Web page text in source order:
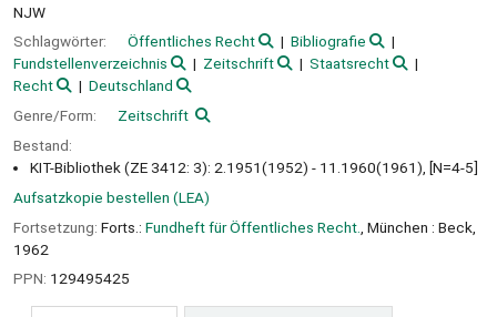
NJW
Schlagwörter:
Öffentliches Recht
Bibliografie
Fundstellenverzeichnis
Zeitschrift
Staatsrecht
Recht
Deutschland
Genre/Form:
Zeitschrift
Bestand:
KIT-Bibliothek (ZE 3412: 3): 2.1951(1952) - 11.1960(1961), [N=4-5]
Aufsatzkopie bestellen (LEA)
Fortsetzung: Forts.: Fundheft für Öffentliches Recht. , München : Beck,
1962
PPN: 129495425